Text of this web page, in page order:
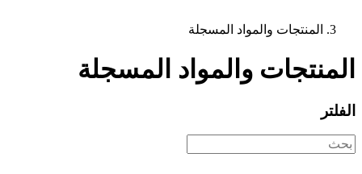
المنتجات والمواد المسجلة
المنتجات والمواد المسجلة
الفلتر